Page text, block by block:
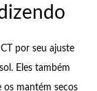
por seu ajuste
Eles também
os mantém secos